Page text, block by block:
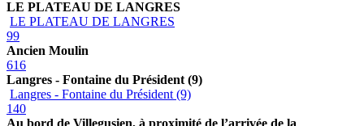
LE PLATEAU DE LANGRES
LE PLATEAU DE LANGRES
99
Ancien Moulin
616
Langres - Fontaine du Président (9)
Langres - Fontaine du Président (9)
140
Au bord de Villegusien, à proximité de l’arrivée de la